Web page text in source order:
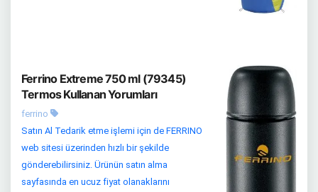
Ferrino Extreme 750 ml (79345)
Termos Kullanan Yorumları
ferrino
Satın Al Tedarik etme işlemi için de FERRINO
web sitesi üzerinden hızlı bir şekilde
gönderebilirsiniz. Ürünün satın alma
sayfasında en ucuz fiyat olanaklarını